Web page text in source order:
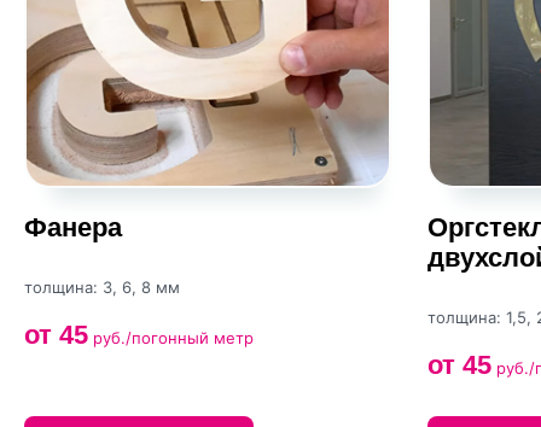
Фанера
толщина: 3, 6, 8 мм
от 45 руб./погонный метр
толщина: 1,5,
от 45руб./